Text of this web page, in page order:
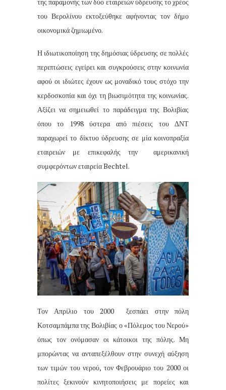
του Βερολίνου εκτοξεύθηκε αφήνοντας τον δήμο
οικονομικά ζημιωμένο.
Η ιδιωτικοποίηση της δημόσιας ύδρευσης σε πολλές
περιπτώσεις εγείρει και συγκρούσεις στην κοινωνία
αφού οι ιδιώτες έχουν ως μοναδικό τους στόχο την
κερδοσκοπία και όχι τη βιωσιμότητα της κοινωνίας.
Αξίζει να σημειωθεί το παράδειγμα της Βολιβίας
όπου το 1998 ύστερα από πιέσεις του ΔΝΤ
παραχωρεί το δίκτυο ύδρευσης σε μία κοινοπραξία
εταιρειών με επικεφαλής την
αμερικανική
συμφερόντων εταιρεία Bechtel.
Τον Απρίλιο του 2000
ξεσπάει στην πόλη
Κοτσαμπάμπα της Βολιβίας ο «Πόλεμος του Νερού»
όπως τον ονόμασαν οι κάτοικοι της πόλης. Μη
μπορώντας να ανταπεξέλθουν στην συνεχή αύξηση
των τιμών του νερού, τον Φεβρουάριο του 2000 οι
πολίτες ξεκινούν κινητοποιήσεις με πορείες και